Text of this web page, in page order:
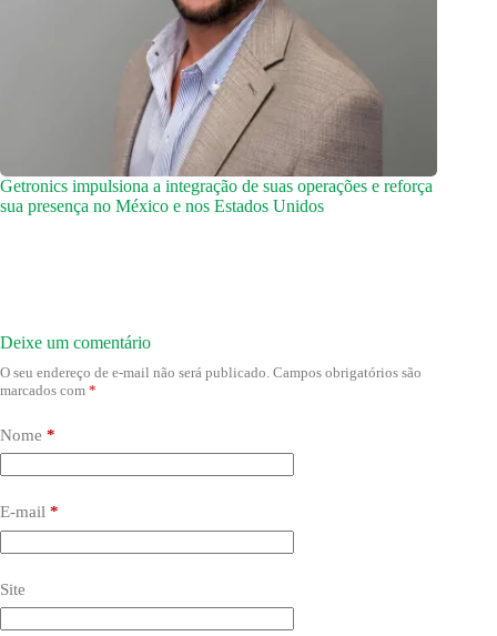
Getronics impulsiona a integração de suas operações e reforça
sua presença no México e nos Estados Unidos
Deixe um comentário
O seu endereço de e-mail não será publicado. Campos obrigatórios são
marcados com *
Nome *
E-mail *
Site